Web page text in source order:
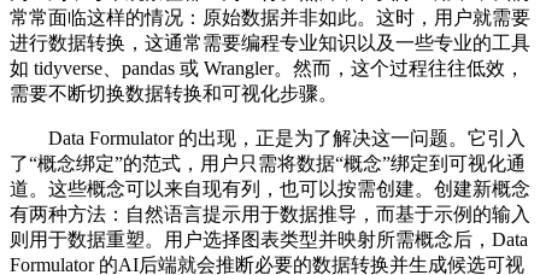
常常面临这样的情况：原始数据并非如此。这时，用户就需要
进行数据转换，这通常需要编程专业知识以及一些专业的工具
如 tidyverse、pandas 或 Wrangler。然而，这个过程往往低效，
需要不断切换数据转换和可视化步骤。
Data Formulator 的出现，正是为了解决这一问题。它引入
了“概念绑定”的范式，用户只需将数据“概念”绑定到可视化通
道。这些概念可以来自现有列，也可以按需创建。创建新概念
有两种方法：自然语言提示用于数据推导，而基于示例的输入
则用于数据重塑。用户选择图表类型并映射所需概念后，Data
Formulator 的AI后端就会推断必要的数据转换并生成候选可视